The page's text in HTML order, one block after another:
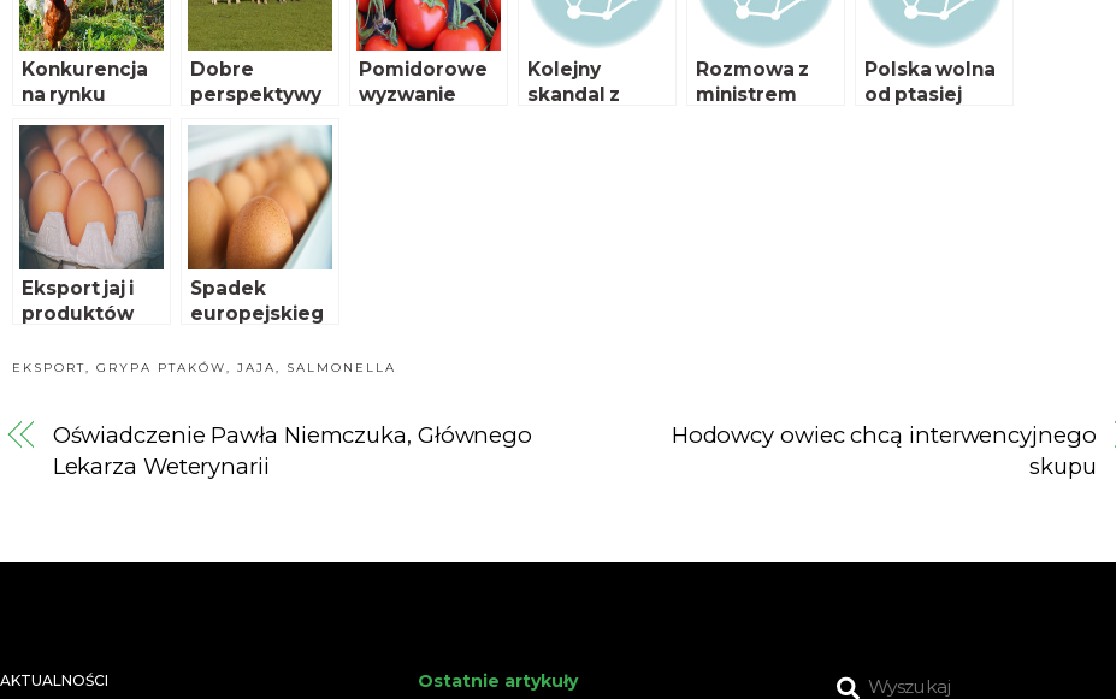
Konkurencja
na rynku
drobiu
Dobre
perspektywy
globalnego
popytu na
mięso
Pomidorowe
wyzwanie
Kolejny
skandal z
Rozmowa z
ministrem
Polska wolna
od ptasiej
Eksport jaj i
produktów
Tajlandii
Spadek
europejskieg
EKSPORT, GRYPA PTAKÓW, JAJA, SALMONELLA
Oświadczenie Pawła Niemczuka, Głównego
Lekarza Weterynarii
Hodowcy owiec chcą interwencyjnego
skupu
AKTUALNOŚCI Ostatnie artykuły